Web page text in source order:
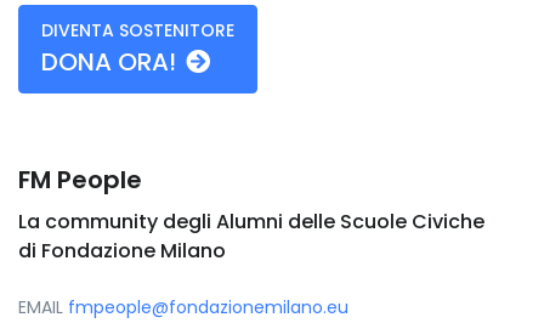
DIVENTA SOSTENITORE
DONA ORA!
FM People
La community degli Alumni delle Scuole Civiche
di Fondazione Milano
EMAIL fmpeople@fondazionemilano.eu